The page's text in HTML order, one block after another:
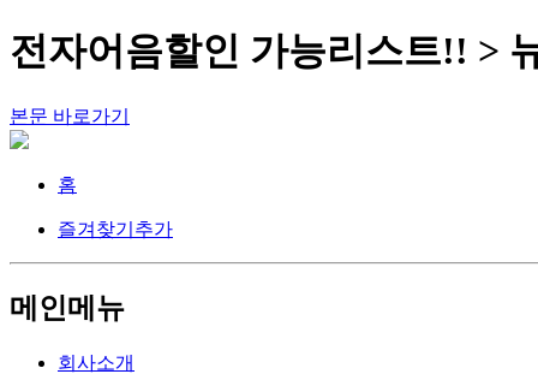
전자어음할인 가능리스트!! >
본문 바로가기
홈
즐겨찾기추가
메인메뉴
회사소개